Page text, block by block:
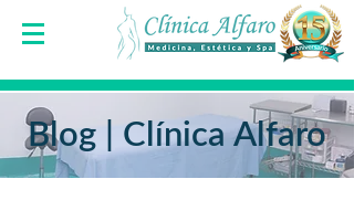
Blog | Clínica Alfaro